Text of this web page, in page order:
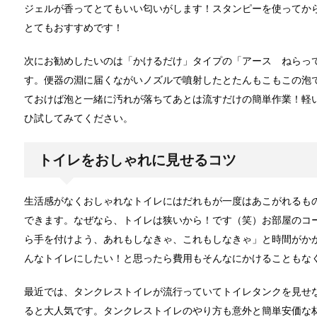
ワンシーズンだけしか着ないウールコートは、ク
アイロンでしわが伸びないなんて言わせ
アイロンがけが苦手だとする方はとても多く、自
アイロンでシワが取れない！そんなお悩
ジェルが香ってとてもいい匂いがします！スタンピーを使って
とてもおすすめです！
次にお勧めしたいのは「かけるだけ」タイプの「アース ねら
す。便器の淵に届くながいノズルで噴射したとたんもこもこの
ておけば泡と一緒に汚れが落ちてあとは流すだけの簡単作業！
ひ試してみてください。
トイレをおしゃれに見せるコツ
生活感がなくおしゃれなトイレにはだれもが一度はあこがれる
できます。なぜなら、トイレは狭いから！です（笑）お部屋の
ら手を付けよう、あれもしなきゃ、これもしなきゃ」と時間が
んなトイレにしたい！と思ったら費用もそんなにかけることもな
最近では、タンクレストイレが流行っていてトイレタンクを見
ると大人気です。タンクレストイレのやり方も意外と簡単安価